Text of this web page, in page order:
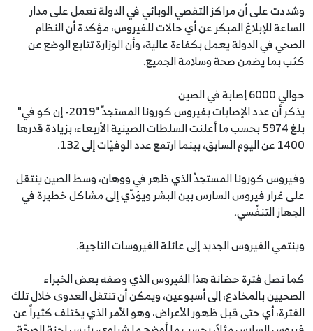
وشددت على أن مراكز التقصي الوبائي في الدولة تعمل على مدار
الساعة للإبلاغ المبكر عن أي حالات للفيروس، مؤكدة أن النظام
الصحي في الدولة يعمل بكفاءة عالية، وأن الوزارة تتابع الوضع عن
كثب بما يضمن صحة وسلامة الجميع.
حوالي 6000 إصابة في الصين
يذكر أن عدد الإصابات بفيروس كورونا المستجدّ "2019- إن كو في"
بلغ 5974 بحسب ما أعلنت السلطات الصينية الأربعاء، بزيادة قدرها
1400 عن اليوم السابق، بينما ارتفع عدد الوفيّات إلى 132.
وفيروس كورونا المستجدّ الذي ظهر في ووهان، وسط الصين ينتقل
على غرار فيروس السارس بين البشر ويؤدّي إلى مشاكل خطيرة في
الجهاز التنفّسي.
وينتمي الفيروس الجديد إلى عائلة الفيروسات التاجية.
كما تصل فترة حضانة هذا الفيروس الذي وصفه بعض الخبراء
الصحيين بالمخادع، إلى أسبوعين، ويمكن أن تنتقل العدوى خلال تلك
الفترة، أي حتى قبل ظهور الأعراض، وهو الأمر الذي يختلف كثيراً عن